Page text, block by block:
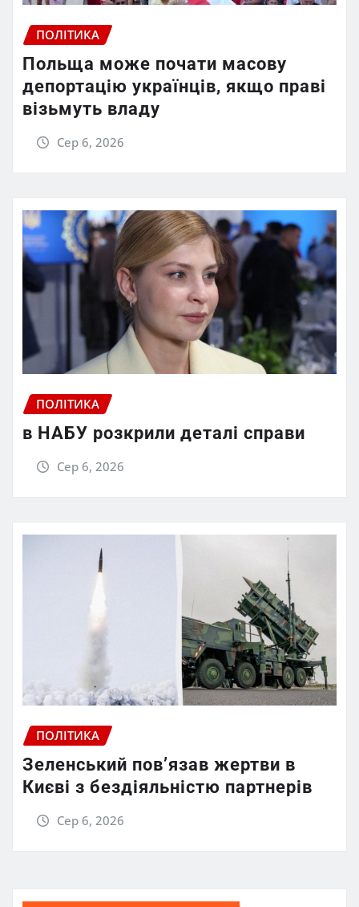
ПОЛІТИКА
Польща може почати масову
депортацію українців, якщо праві
візьмуть владу
Сер 6, 2026
ПОЛІТИКА
в НАБУ розкрили деталі справи
Сер 6, 2026
ПОЛІТИКА
Зеленський пов’язав жертви в
Києві з бездіяльністю партнерів
Сер 6, 2026